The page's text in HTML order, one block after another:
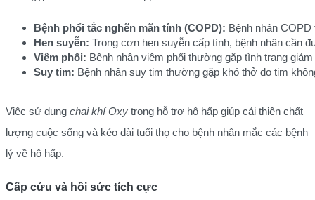
Bệnh phổi tắc nghẽn mãn tính (COPD): Bệnh nhân
Hen suyễn: Trong cơn hen suyễn cấp tính, bệnh nhân cần
Viêm phổi: Bệnh nhân viêm phổi thường gặp tình trạng
Suy tim: Bệnh nhân suy tim thường gặp khó thở do tim
Việc sử dụng chai khí Oxy trong hỗ trợ hô hấp giúp cải thiện chất
lượng cuộc sống và kéo dài tuổi thọ cho bệnh nhân mắc các bệnh
lý về hô hấp.
Cấp cứu và hồi sức tích cực